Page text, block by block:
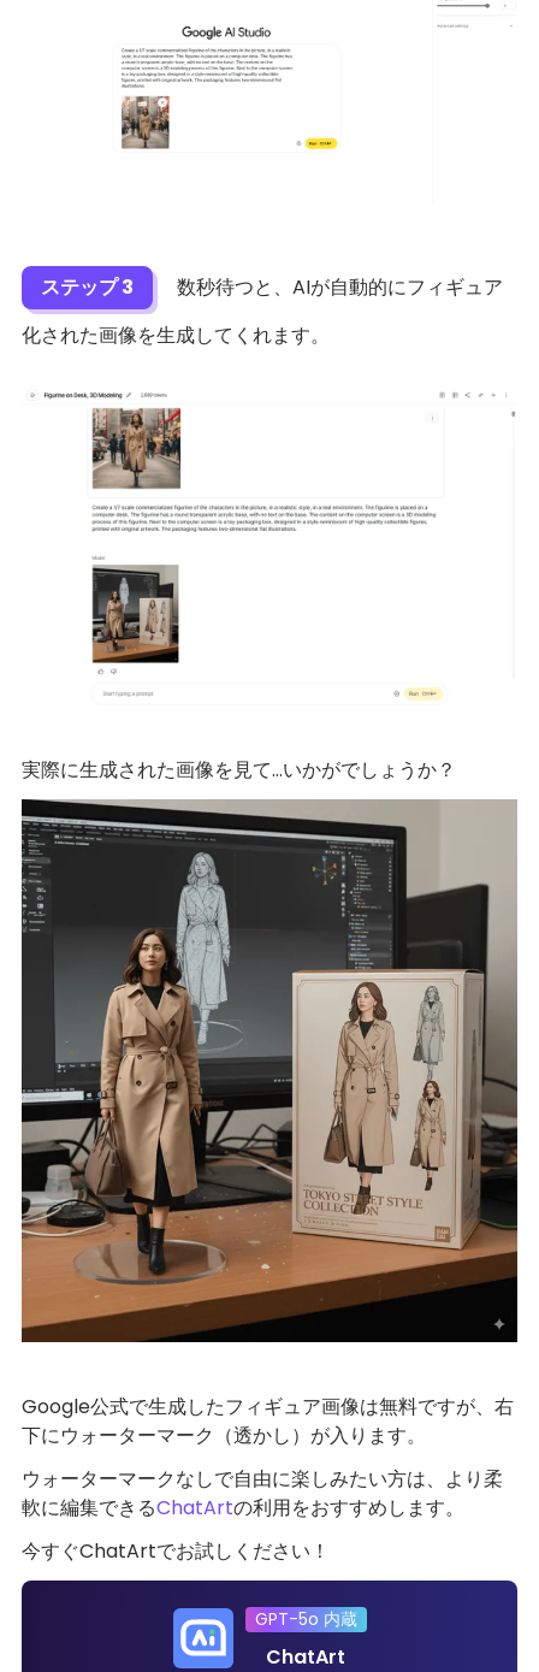
ステップ 3
数秒待つと、AIが自動的にフィギュア
化された画像を生成してくれます。
実際に生成された画像を見て…いかがでしょうか？
Google公式で生成したフィギュア画像は無料ですが、右
下にウォーターマーク（透かし）が入ります。
ウォーターマークなしで自由に楽しみたい方は、より柔
軟に編集できるChatArtの利用をおすすめします。
今すぐChatArtでお試しください！
GPT-5o 内蔵
ChatArt